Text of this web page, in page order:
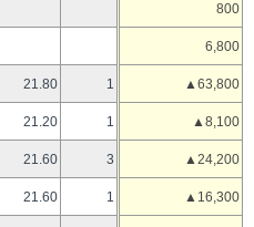
800
6,800
21.80 1 ▲63,800
21.20 1 ▲8,100
21.60 3 ▲24,200
21.60 1 ▲16,300